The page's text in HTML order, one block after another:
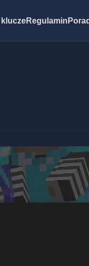
kluczeRegulamin